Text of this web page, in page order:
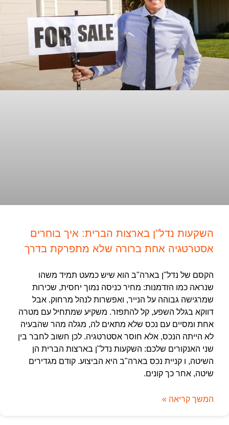
השקעות נדל"ן בארצות הברית: איך בוחרים
אסטרטגיה אחת ברורה שלא מתפרקת בדרך
הקסם של נדל"ן בארה"ב הוא שיש כמעט תמיד משהו
שנראה כמו הזדמנות: מחיר כניסה נמוך יחסית, שכירות
שמרגישה גבוהה על הנייר, ואפשרות לנהל מרחוק. אבל
דווקא בגלל השפע, קל להתפזר. משקיע שמתחיל עם מטרה
אחת ומסיים עם נכס שלא מתאים לה, מגלה מהר שהבעיה
לא הייתה הנכס, אלא חוסר אסטרטגיה. לכן חשוב לחבר בין
שני האנקורים שלכם: השקעות נדל"ן בארצות הברית הן
השיטה, ו קניית נכס בארה"ב היא הביצוע. קודם מגדירים
שיטה, אחר כך קונים.
המשך קריאה »